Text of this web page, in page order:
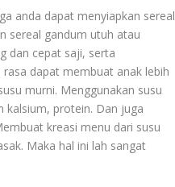
anda dapat menyiapkan sereal
sereal gandum utuh atau
dan cepat saji, serta
dapat membuat anak lebih
murni. Menggunakan susu
kalsium, protein. Dan juga
kreasi menu dari susu
Maka hal ini lah sangat